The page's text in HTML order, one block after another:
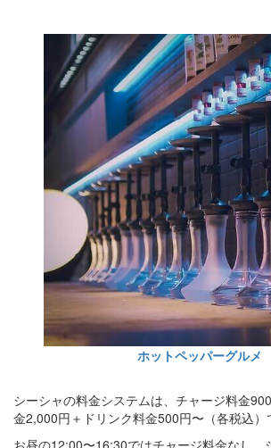
ホットペッパーグルメ
シーシャの料金システムは、チャージ料金
金2,000円＋ドリンク料金500円〜（各税込）